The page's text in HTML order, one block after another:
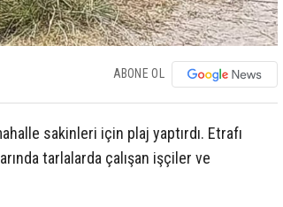
ABONE OL
sakinleri için plaj yaptırdı. Etrafı
tarlalarda çalışan işçiler ve